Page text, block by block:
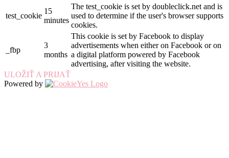
test_cookie
15
minutes
The test_cookie is set by doubleclick.net and is
used to determine if the user's browser supports
cookies.
_fbp
3
months
This cookie is set by Facebook to display
advertisements when either on Facebook or on
a digital platform powered by Facebook
advertising, after visiting the website.
ULOŽIŤ A PRIJAŤ
Powered by